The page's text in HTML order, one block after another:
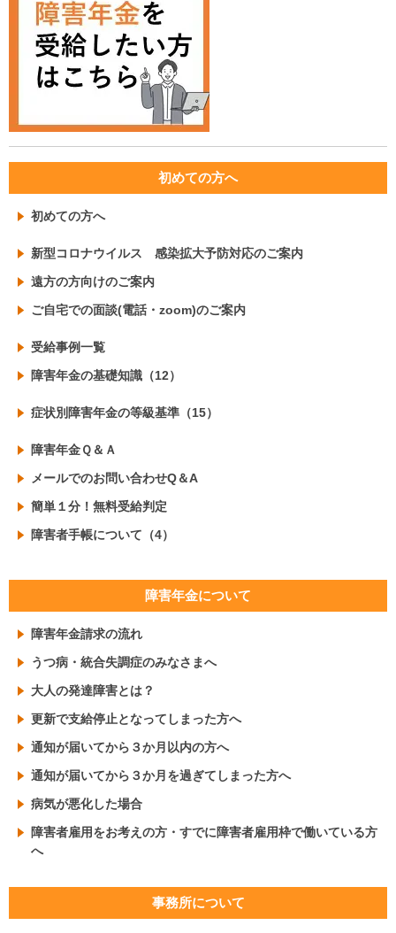
初めての方へ
初めての方へ
新型コロナウイルス 感染拡大予防対応のご案内
遠方の方向けのご案内
ご自宅での面談(電話・zoom)のご案内
受給事例一覧
障害年金の基礎知識（12）
症状別障害年金の等級基準（15）
障害年金Ｑ＆Ａ
メールでのお問い合わせQ＆A
簡単１分！無料受給判定
障害者手帳について（4）
障害年金について
障害年金請求の流れ
うつ病・統合失調症のみなさまへ
大人の発達障害とは？
更新で支給停止となってしまった方へ
通知が届いてから３か月以内の方へ
通知が届いてから３か月を過ぎてしまった方へ
病気が悪化した場合
障害者雇用をお考えの方・すでに障害者雇用枠で働いている方
へ
事務所について